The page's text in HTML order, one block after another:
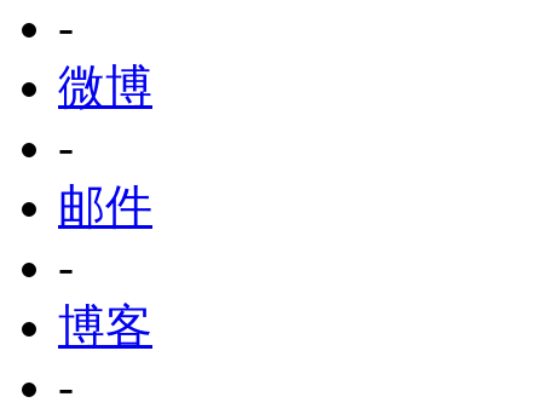
-
微博
-
邮件
-
博客
-